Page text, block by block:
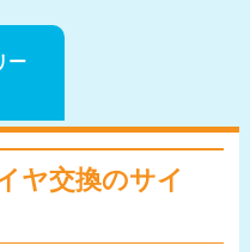
ー
ヤ交換のサイ